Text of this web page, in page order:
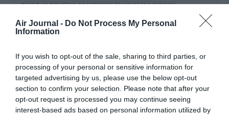
Air Journal - Do Not Process My Personal
Information
If you wish to opt-out of the sale, sharing to third parties, or
processing of your personal or sensitive information for
targeted advertising by us, please use the below opt-out
section to confirm your selection. Please note that after your
opt-out request is processed you may continue seeing
interest-based ads based on personal information utilized by
quand ça privatise on retrouve toujours les mêmes…..
RÉPONDRE
LAISSER UN COMMENTAIRE
FAIRE UN DON